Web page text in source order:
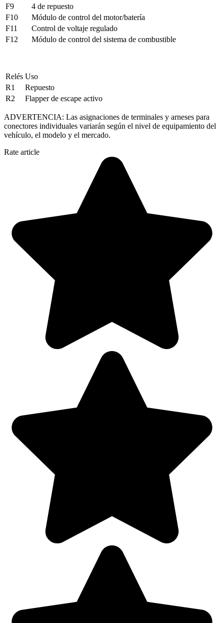
F9
4 de repuesto
F10
Módulo de control del motor/batería
F11
Control de voltaje regulado
F12
Módulo de control del sistema de combustible
Relés Uso
R1
Repuesto
R2
Flapper de escape activo
ADVERTENCIA: Las asignaciones de terminales y arneses para
conectores individuales variarán según el nivel de equipamiento del
vehículo, el modelo y el mercado.
Rate article